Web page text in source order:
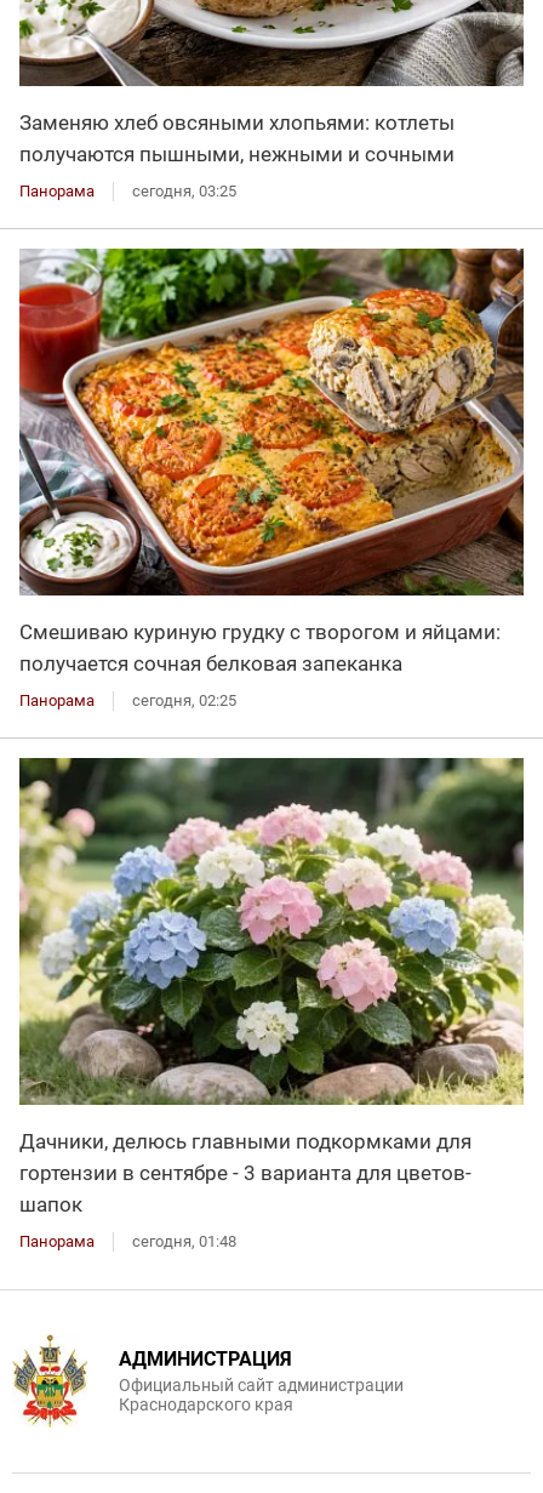
Заменяю хлеб овсяными хлопьями: котлеты
получаются пышными, нежными и сочными
Панорама сегодня, 03:25
Смешиваю куриную грудку с творогом и яйцами:
получается сочная белковая запеканка
Панорама сегодня, 02:25
Дачники, делюсь главными подкормками для
гортензии в сентябре - 3 варианта для цветов-
шапок
Панорама сегодня, 01:48
АДМИНИСТРАЦИЯ
Официальный сайт администрации
Краснодарского края